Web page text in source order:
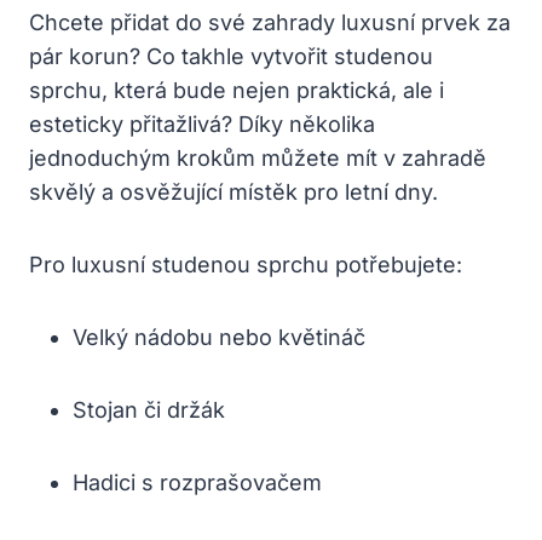
Chcete přidat do své zahrady luxusní prvek za
pár korun? Co takhle vytvořit studenou
sprchu, která bude nejen praktická, ale i
esteticky přitažlivá? Díky několika
jednoduchým krokům můžete mít v zahradě
skvělý a osvěžující místěk pro letní dny.
Pro luxusní studenou sprchu potřebujete:
Velký nádobu nebo květináč
Stojan či držák
Hadici s rozprašovačem